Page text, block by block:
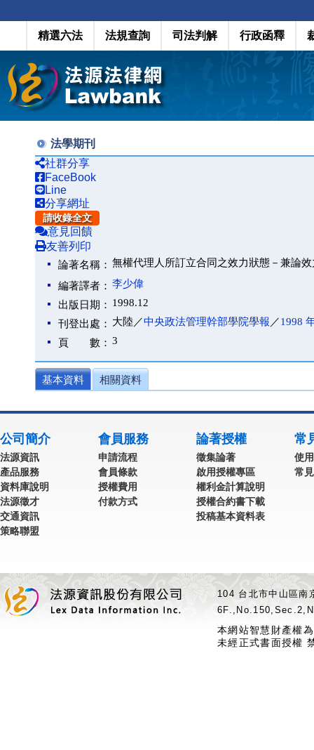
精選六法 法規查詢 司法判解 行政函釋
法學期刊
社群分享
FaceBook
Line
分享網址
請收錄全文
意見回饋
友善列印
論著名稱： 無權代理人所訂立合同之效力狀態－兼論
編著譯者： 李少偉
出版日期： 1998.12
刊登出處： 大陸／中央政法管理幹部學院學報 ／1998
頁 數： 3
基本資料 相關資料
公司簡介
法源資訊
產品服務
資料庫說明
法源徵才
交通資訊
策略聯盟
會員服務
申請流程
會員條款
授權費用
付款方式
論著授權
徵集論著
啟用授權專區
權利金計算說明
授權合約書下載
投稿基本資料表
常
使
常
104 台北市中山區
本網站智慧財產權
未經正式書面授權